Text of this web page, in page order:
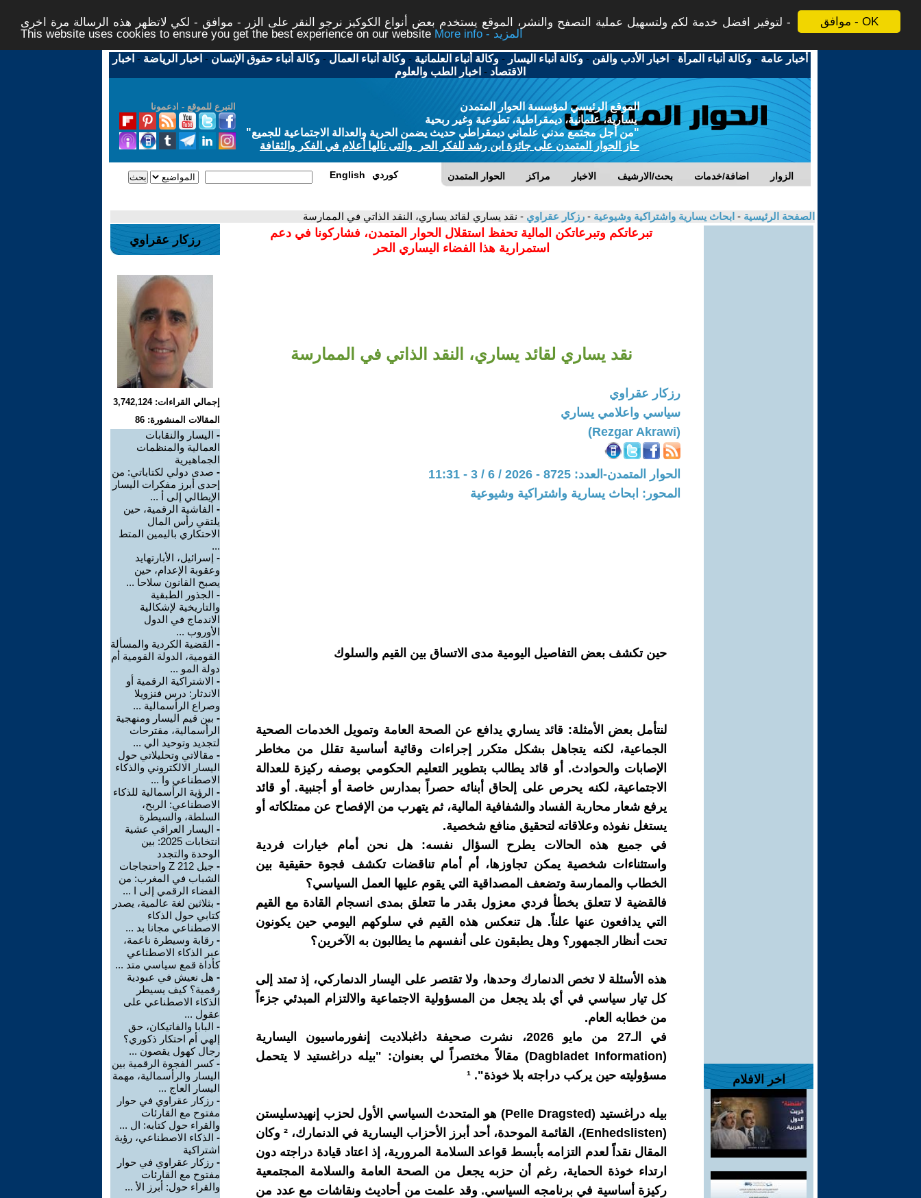
موافق - OK
لتوفير افضل خدمة لكم ولتسهيل عملية التصفح والنشر، الموقع يستخدم بعض أنواع الكوكيز نرجو النقر على الزر - موافق - لكي لاتظهر هذه الرسالة مرة اخرى -
This website uses cookies to ensure you get the best experience on our website
More info - المزيد
أخبار عامة -وكالة أنباء المرأة - اخبار الأدب والفن -وكالة أنباء اليسار -وكالة أنباء العلمانية -وكالة أنباء العمال -وكالة أنباء حقوق الإنسان - اخبار الرياضة - اخبار
الاقتصاد - اخبار الطب والعلوم
التبرع للموقع - ادعمونا
الموقع الرئيسي لمؤسسة الحوار المتمدن
يسارية، علمانية، ديمقراطية، تطوعية وغير ربحية
"من أجل مجتمع مدني علماني ديمقراطي حديث يضمن الحرية والعدالة الاجتماعية للجميع"
حاز الحوار المتمدن على جائزة ابن رشد للفكر الحر والتى نالها أعلام في الفكر والثقافة
الحوار المتمدن مراكز الاخبار بحث/الارشيف اضافة/خدمات الزوار English كوردي
الصفحة الرئيسية - ابحاث يسارية واشتراكية وشيوعية - رزكار عقراوي - نقد يساري لقائد يساري، النقد الذاتي في الممارسة
اخر الافلام
تبرعاتكم وتبرعاتكن المالية تحفظ استقلال الحوار المتمدن، فشاركونا في دعم
استمرارية هذا الفضاء اليساري الحر
نقد يساري لقائد يساري، النقد الذاتي في الممارسة
رزكار عقراوي
سياسي واعلامي يساري
(Rezgar Akrawi)
الحوار المتمدن-العدد: 8725 - 2026 / 6 / 3 - 11:31
المحور: ابحاث يسارية واشتراكية وشيوعية
حين تكشف بعض التفاصيل اليومية مدى الاتساق بين القيم والسلوك
لنتأمل بعض الأمثلة: قائد يساري يدافع عن الصحة العامة وتمويل الخدمات الصحية
الجماعية، لكنه يتجاهل بشكل متكرر إجراءات وقائية أساسية تقلل من مخاطر
الإصابات والحوادث. أو قائد يطالب بتطوير التعليم الحكومي بوصفه ركيزة للعدالة
الاجتماعية، لكنه يحرص على إلحاق أبنائه حصراً بمدارس خاصة أو أجنبية. أو قائد
يرفع شعار محاربة الفساد والشفافية المالية، ثم يتهرب من الإفصاح عن ممتلكاته أو
يستغل نفوذه وعلاقاته لتحقيق منافع شخصية.
في جميع هذه الحالات يطرح السؤال نفسه: هل نحن أمام خيارات فردية
واستثناءات شخصية يمكن تجاوزها، أم أمام تناقضات تكشف فجوة حقيقية بين
الخطاب والممارسة وتضعف المصداقية التي يقوم عليها العمل السياسي؟
فالقضية لا تتعلق بخطأ فردي معزول بقدر ما تتعلق بمدى انسجام القادة مع القيم
التي يدافعون عنها علناً. هل تنعكس هذه القيم في سلوكهم اليومي حين يكونون
تحت أنظار الجمهور؟ وهل يطبقون على أنفسهم ما يطالبون به الآخرين؟
هذه الأسئلة لا تخص الدنمارك وحدها، ولا تقتصر على اليسار الدنماركي، إذ تمتد إلى
كل تيار سياسي في أي بلد يجعل من المسؤولية الاجتماعية والالتزام المبدئي جزءاً
من خطابه العام.
في الـ27 من مايو 2026، نشرت صحيفة داغبلاديت إنفورماسيون اليسارية
(Dagbladet Information) مقالاً مختصراً لي بعنوان: "بيله دراغستيد لا يتحمل
مسؤوليته حين يركب دراجته بلا خوذة". ¹
بيله دراغستيد (Pelle Dragsted) هو المتحدث السياسي الأول لحزب إنهيدسليستن
(Enhedslisten)، القائمة الموحدة، أحد أبرز الأحزاب اليسارية في الدنمارك، ² وكان
المقال نقداً لعدم التزامه بأبسط قواعد السلامة المرورية، إذ اعتاد قيادة دراجته دون
ارتداء خوذة الحماية، رغم أن حزبه يجعل من الصحة العامة والسلامة المجتمعية
ركيزة أساسية في برنامجه السياسي. وقد علمت من أحاديث ونقاشات مع عدد من
رزكار عقراوي
إجمالي القراءات: 3,742,124
المقالات المنشورة: 86
- اليسار والنقابات
العمالية والمنظمات
الجماهيرية
- صدى دولي لكتاباتي: من
إحدى أبرز مفكرات اليسار
الإيطالي إلى أ ...
- الفاشية الرقمية، حين
يلتقي رأس المال
الاحتكاري باليمين المتط
...
- إسرائيل، الأبارتهايد
وعقوبة الإعدام، حين
يصبح القانون سلاحا ...
- الجذور الطبقية
والتاريخية لإشكالية
الاندماج في الدول
الأوروب ...
- القضية الكردية والمسألة
القومية، الدولة القومية أم
دولة المو ...
- الاشتراكية الرقمية أو
الاندثار: درس فنزويلا
وصراع الرأسمالية ...
- بين قيم اليسار ومنهجية
الرأسمالية، مقترحات
لتجديد وتوحيد الي ...
- مقالاتي وتحليلاتي حول
اليسار الالكتروني والذكاء
الاصطناعي وا ...
- الرؤية الرأسمالية للذكاء
الاصطناعي: الربح،
السلطة، والسيطرة
- اليسار العراقي عشية
انتخابات 2025: بين
الوحدة والتجدد
-
جيل Z 212 واحتجاجات
الشباب في المغرب: من
الفضاء الرقمي إلى ا ...
- بثلاثين لغة عالمية، يصدر
كتابي حول الذكاء
الاصطناعي مجانا بد ...
- رقابة وسيطرة ناعمة،
عبر الذكاء الاصطناعي
كأداة قمع سياسي متد ...
- هل نعيش في عبودية
رقمية؟ كيف يسيطر
الذكاء الاصطناعي على
عقول ...
- البابا والفاتيكان، حق
إلهي أم احتكار ذكوري؟
رجال كهول يقصون ...
-كسر الفجوة الرقمية بين
اليسار والرأسمالية، مهمة
اليسار العاج ...
- رزكار عقراوي في حوار
مفتوح مع القارئات
والقراء حول كتابه: ال ...
- الذكاء الاصطناعي، رؤية
اشتراكية
- رزكار عقراوي في حوار
مفتوح مع القارئات
والقراء حول: أبرز الأ ...